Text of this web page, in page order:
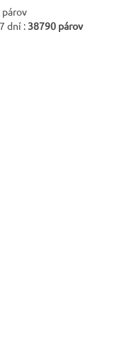
párov
dní : 38790 párov